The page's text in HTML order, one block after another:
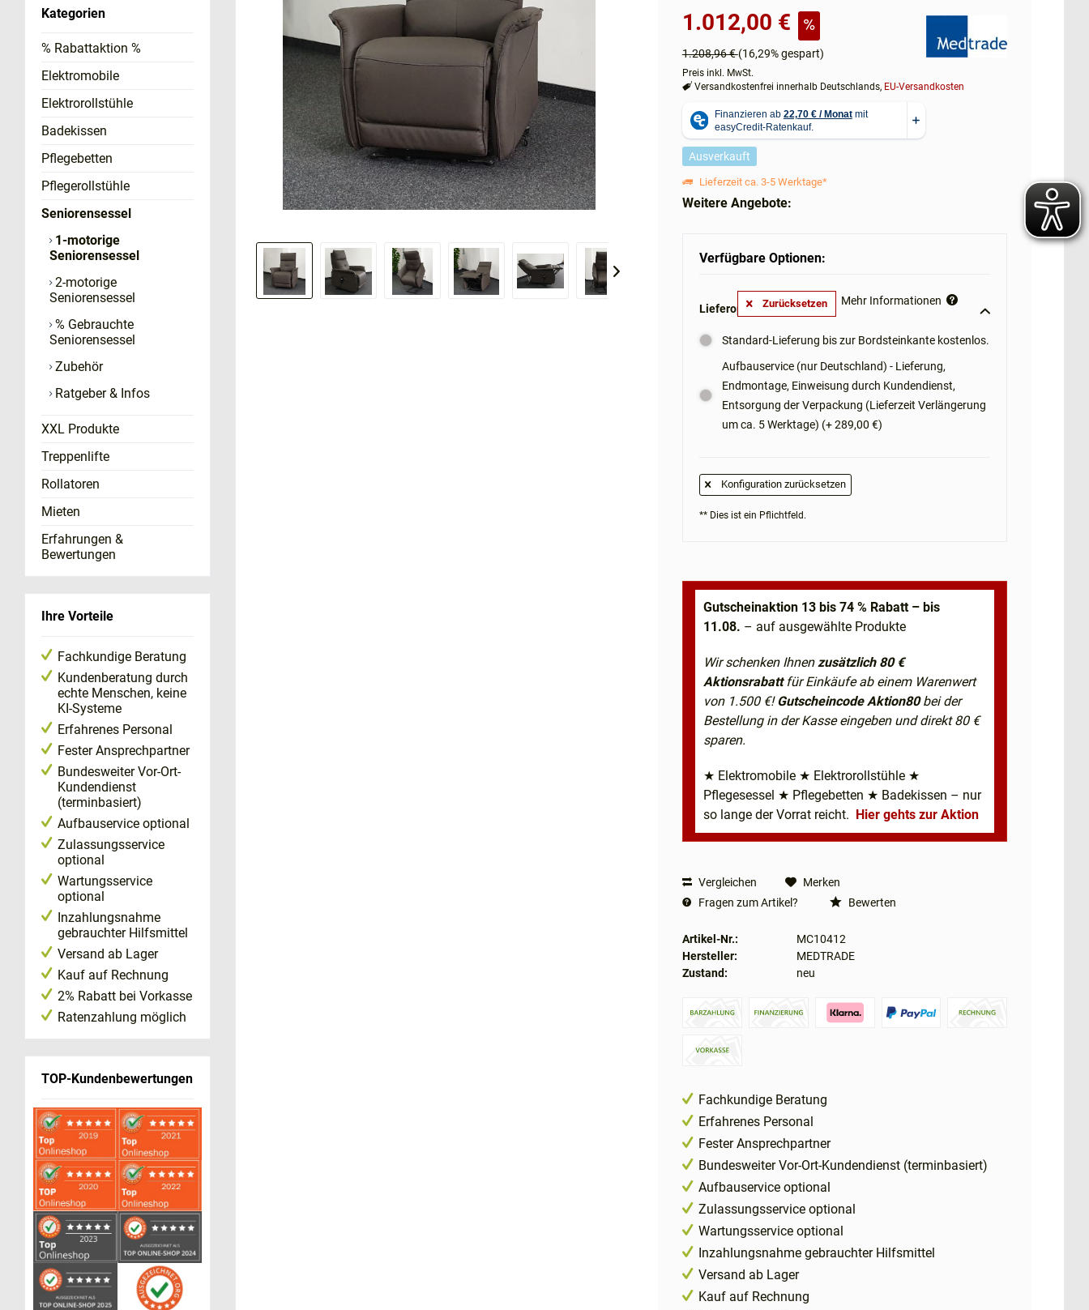
Kategorien
% Rabattaktion %
Elektromobile
Elektrorollstühle
Badekissen
Pflegebetten
Pflegerollstühle
Seniorensessel
1-motorige
Seniorensessel
2-motorige
Seniorensessel
% Gebrauchte
Seniorensessel
Zubehör
Ratgeber & Infos
XXL Produkte
Treppenlifte
Rollatoren
Mieten
Erfahrungen &
Bewertungen
Ihre Vorteile
Fachkundige Beratung
Kundenberatung durch
echte Menschen, keine
KI-Systeme
Erfahrenes Personal
Fester Ansprechpartner
Bundesweiter Vor-Ort-
Kundendienst
(terminbasiert)
Aufbauservice optional
Zulassungsservice
optional
Wartungsservice
optional
Inzahlungsnahme
gebrauchter Hilfsmittel
Versand ab Lager
Kauf auf Rechnung
2% Rabatt bei Vorkasse
Ratenzahlung möglich
TOP-Kundenbewertungen
1.012,00 €
1.208,96 €(16,29% gespart)
Preis inkl. MwSt.
Versandkostenfrei innerhalb Deutschlands, EU-Versandkosten
Ausverkauft
Lieferzeit ca. 3-5 Werktage*
Weitere Angebote:
Verfügbare Optionen:
Lieferoptionen: **
Standard-Lieferung bis zur Bordsteinkante kostenlos.
Aufbauservice (nur Deutschland) - Lieferung,
Endmontage, Einweisung durch Kundendienst,
Entsorgung der Verpackung (Lieferzeit Verlängerung
um ca. 5 Werktage) (+ 289,00 €)
Zurücksetzen Mehr Informationen
Konfiguration zurücksetzen
** Dies ist ein Pflichtfeld.
Gutscheinaktion 13 bis 74 % Rabatt – bis
11.08. – auf ausgewählte Produkte
Wir schenken Ihnenzusätzlich 80 €
Aktionsrabattfür Einkäufe ab einem Warenwert
von 1.500 €!Gutscheincode Aktion80bei der
Bestellung in der Kasse eingeben und direkt 80 €
sparen.
★ Elektromobile ★ Elektrorollstühle ★
Pflegesessel ★ Pflegebetten ★ Badekissen – nur
so lange der Vorrat reicht. Hier gehts zur Aktion
Vergleichen
Merken
Fragen zum Artikel?
Bewerten
Artikel-Nr.:
MC10412
Hersteller:
MEDTRADE
Zustand:
neu
Fachkundige Beratung
Erfahrenes Personal
Fester Ansprechpartner
Bundesweiter Vor-Ort-Kundendienst (terminbasiert)
Aufbauservice optional
Zulassungsservice optional
Wartungsservice optional
Inzahlungsnahme gebrauchter Hilfsmittel
Versand ab Lager
Kauf auf Rechnung